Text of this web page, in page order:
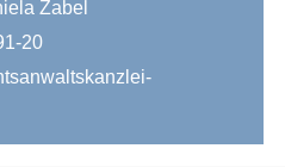
Zabel
20